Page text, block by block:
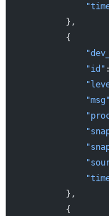
        },
        {
            "id"
            "msg"
        },
        {